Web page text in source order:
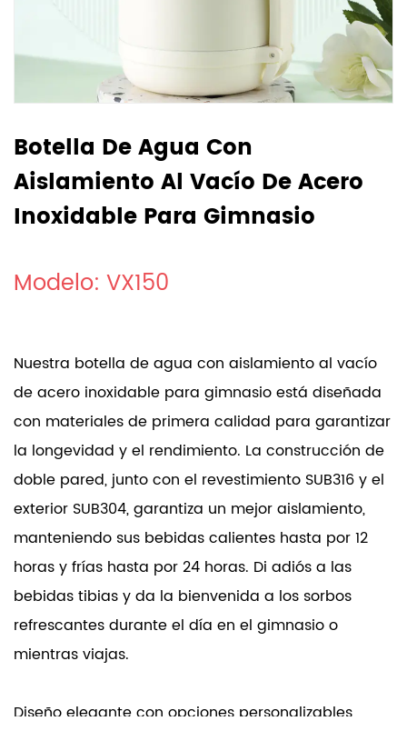
Botella De Agua Con
Aislamiento Al Vacío De Acero
Inoxidable Para Gimnasio
Modelo: VX150
Nuestra botella de agua con aislamiento al vacío
de acero inoxidable para gimnasio está diseñada
con materiales de primera calidad para garantizar
la longevidad y el rendimiento. La construcción de
doble pared, junto con el revestimiento SUB316 y el
exterior SUB304, garantiza un mejor aislamiento,
manteniendo sus bebidas calientes hasta por 12
horas y frías hasta por 24 horas. Di adiós a las
bebidas tibias y da la bienvenida a los sorbos
refrescantes durante el día en el gimnasio o
mientras viajas.
Diseño elegante con opciones personalizables